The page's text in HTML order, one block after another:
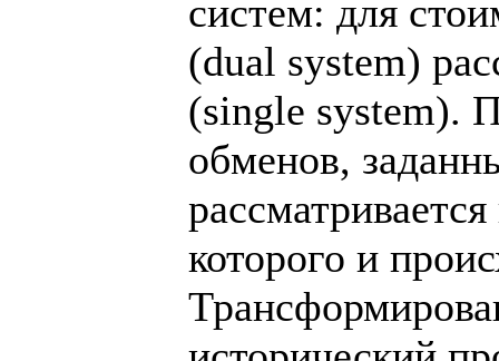
систем: для
(dual system)
(single system).
обменов,
которого и